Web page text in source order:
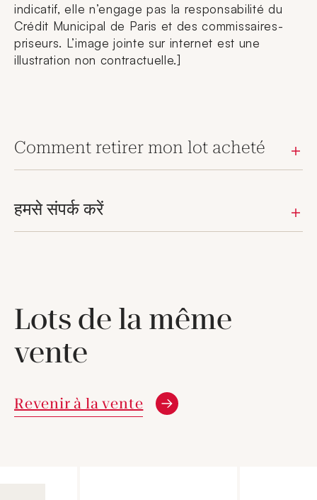
indicatif, elle n’engage pas la responsabilité du
Crédit Municipal de Paris et des commissaires-
priseurs. L’image jointe sur internet est une
illustration non contractuelle.]
Comment retirer mon lot acheté
हमसे संपर्क करें
Lots de la même
vente
Revenir à la vente